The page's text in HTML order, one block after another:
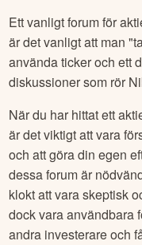
Ett vanligt forum för
är det vanligt att man
använda ticker och ett
diskussioner som rör
När du har hittat ett
är det viktigt att vara
och att göra din egen
dessa forum är
klokt att vara skeptisk
dock vara användbara
andra investerare och